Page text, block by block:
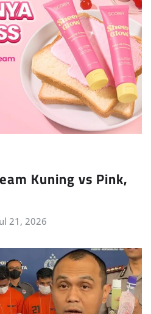
Kuning vs Pink,
21, 2026